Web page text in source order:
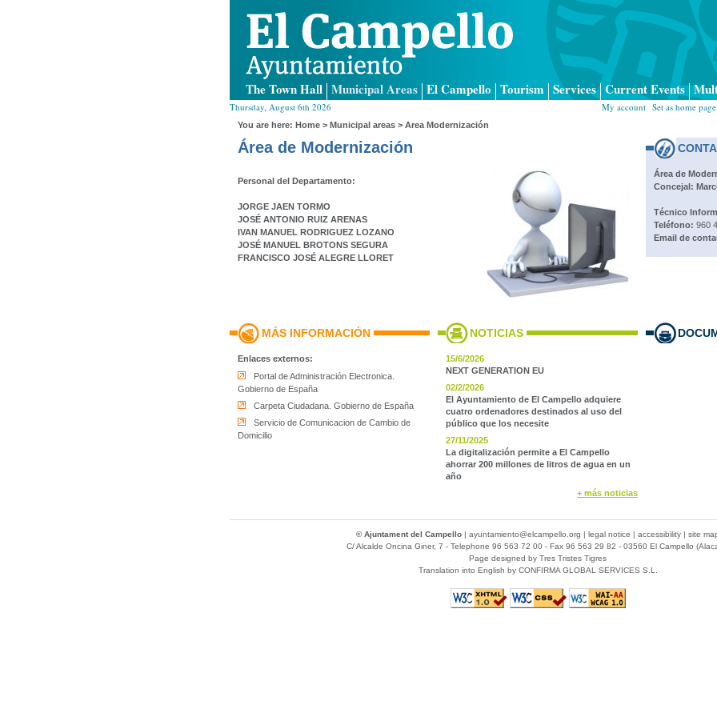
The Town Hall Municipal Areas El Campello Tourism Services Current Events
Thursday, August 6th 2026 My account Set as home page
You are here: Home > Municipal areas > Area Modernización
Área de Modernización
Personal del Departamento:
JORGE JAEN TORMO
JOSÉ ANTONIO RUIZ ARENAS
IVAN MANUEL RODRIGUEZ LOZANO
JOSÉ MANUEL BROTONS SEGURA
FRANCISCO JOSÉ ALEGRE LLORET
Área de
Concejal:
Técnico
Teléfono: 960
Email de
MÁS INFORMACIÓN
Enlaces externos:
Portal de Administración Electronica.
Gobierno de España
Carpeta Ciudadana. Gobierno de España
Servicio de Comunicacion de Cambio de
Domicilio
NOTICIAS
15/6/2026
NEXT GENERATION EU
02/2/2026
El Ayuntamiento de El Campello adquiere
cuatro ordenadores destinados al uso del
público que los necesite
27/11/2025
La digitalización permite a El Campello
ahorrar 200 millones de litros de agua en un
año
+ más noticias
© Ajuntament del Campello | ayuntamiento@elcampello.org | legal notice | accessibility | site
C/ Alcalde Oncina Giner, 7 - Telephone 96 563 72 00 - Fax 96 563 29 82 - 03560 El Campello
Page designed by Tres Tristes Tigres
Translation into English by CONFIRMA GLOBAL SERVICES S.L.